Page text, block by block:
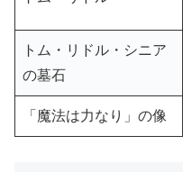
トム・リドル・シニア
の墓石
「魔法は力なり」の像